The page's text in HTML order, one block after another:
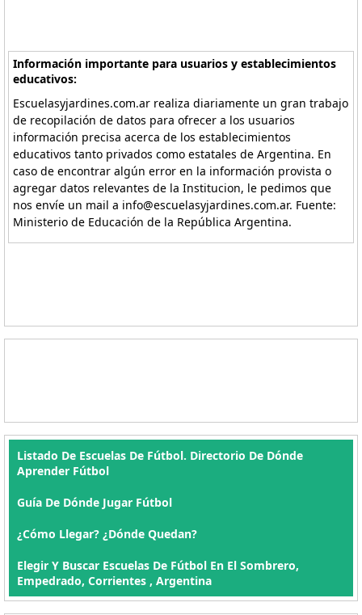
Información importante para usuarios y establecimientos
educativos:
Escuelasyjardines.com.ar realiza diariamente un gran trabajo
de recopilación de datos para ofrecer a los usuarios
información precisa acerca de los establecimientos
educativos tanto privados como estatales de Argentina. En
caso de encontrar algún error en la información provista o
agregar datos relevantes de la Institucion, le pedimos que
nos envíe un mail a info@escuelasyjardines.com.ar. Fuente:
Ministerio de Educación de la República Argentina.
Listado De Escuelas De Fútbol. Directorio De Dónde
Aprender Fútbol
Guía De Dónde Jugar Fútbol
¿Cómo Llegar? ¿Dónde Quedan?
Elegir Y Buscar Escuelas De Fútbol En El Sombrero,
Empedrado, Corrientes , Argentina